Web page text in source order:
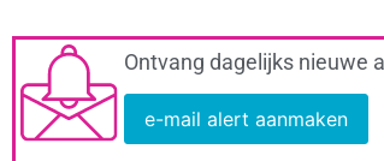
Ontvang dagelijks nieuwe
e-mail alert aanmaken